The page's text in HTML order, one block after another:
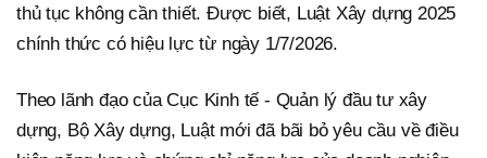
thủ tục không cần thiết. Được biết, Luật Xây dựng 2025
chính thức có hiệu lực từ ngày 1/7/2026.
Theo lãnh đạo của Cục Kinh tế - Quản lý đầu tư xây
dựng, Bộ Xây dựng, Luật mới đã bãi bỏ yêu cầu về điều